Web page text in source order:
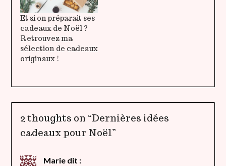
Et si on préparait ses
cadeaux de Noël ?
Retrouvez ma
sélection de cadeaux
originaux !
2 thoughts on “Dernières idées
cadeaux pour Noël”
Marie dit :